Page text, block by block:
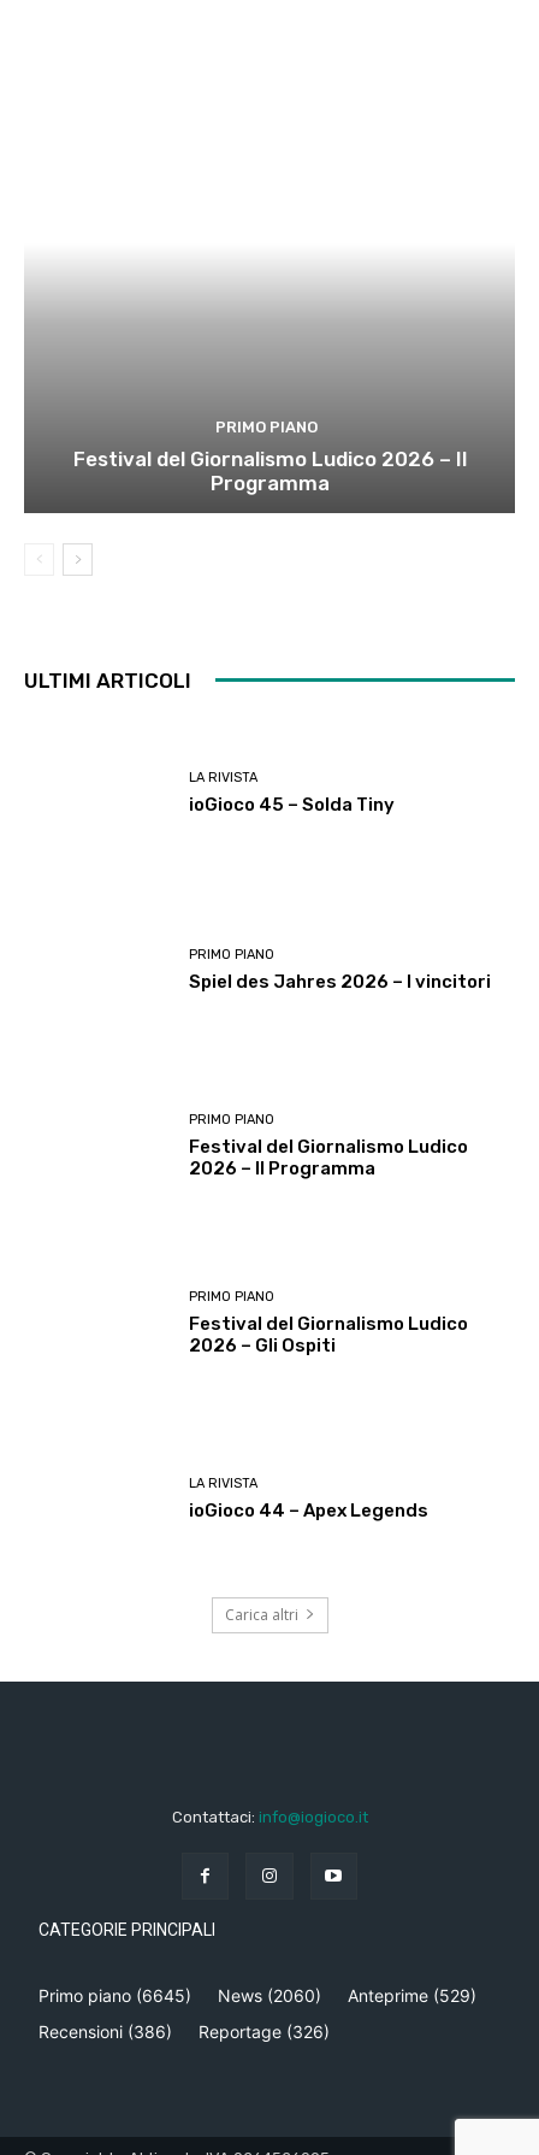
PRIMO PIANO
Festival del Giornalismo Ludico 2026 – Il
Programma
ULTIMI ARTICOLI
LA RIVISTA
ioGioco 45 – Solda Tiny
PRIMO PIANO
Spiel des Jahres 2026 – I vincitori
PRIMO PIANO
Festival del Giornalismo Ludico
2026 – Il Programma
PRIMO PIANO
Festival del Giornalismo Ludico
2026 – Gli Ospiti
LA RIVISTA
ioGioco 44 – Apex Legends
Carica altri
Contattaci: info@iogioco.it
CATEGORIE PRINCIPALI
Primo piano (6645) News (2060) Anteprime (529)
Recensioni (386) Reportage (326)